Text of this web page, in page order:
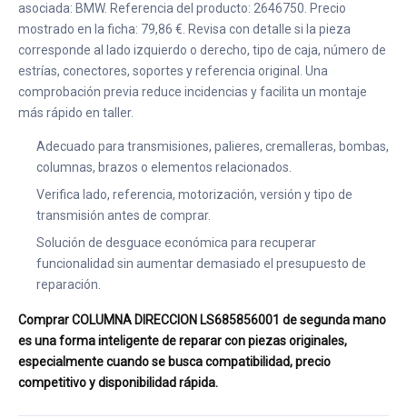
asociada: BMW. Referencia del producto: 2646750. Precio
mostrado en la ficha: 79,86 €. Revisa con detalle si la pieza
corresponde al lado izquierdo o derecho, tipo de caja, número de
estrías, conectores, soportes y referencia original. Una
comprobación previa reduce incidencias y facilita un montaje
más rápido en taller.
Adecuado para transmisiones, palieres, cremalleras, bombas,
columnas, brazos o elementos relacionados.
Verifica lado, referencia, motorización, versión y tipo de
transmisión antes de comprar.
Solución de desguace económica para recuperar
funcionalidad sin aumentar demasiado el presupuesto de
reparación.
Comprar COLUMNA DIRECCION LS685856001 de segunda mano
es una forma inteligente de reparar con piezas originales,
especialmente cuando se busca compatibilidad, precio
competitivo y disponibilidad rápida.